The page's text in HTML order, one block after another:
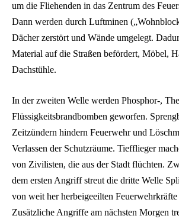
um die Fliehenden in das Zentrum des
Dann werden durch Luftminen
Dächer zerstört und Wände umgelegt.
Material auf die Straßen befördert, Möbel,
Dachstühle.
In der zweiten Welle werden Phosphor-,
Flüssigkeitsbrandbomben geworfen.
Zeitzündern hindern Feuerwehr und
Verlassen der Schutzräume. Tiefflieger
von Zivilisten, die aus der Stadt flüchten.
dem ersten Angriff streut die dritte Welle
von weit her herbeigeeilten Feuerwehrkräfte
Zusätzliche Angriffe am nächsten Morgen